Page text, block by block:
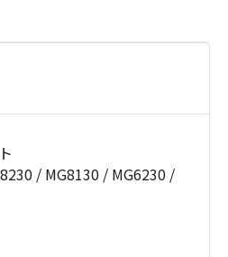
/ MG8130 / MG6230 /